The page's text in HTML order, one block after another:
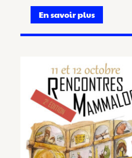
En savoir plus